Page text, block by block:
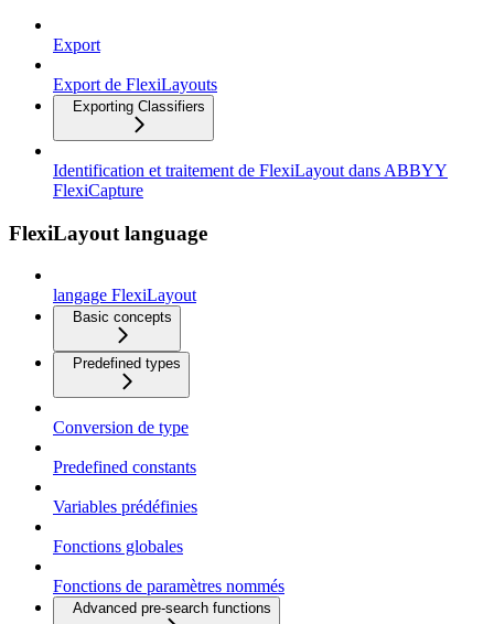
Export
Export de FlexiLayouts
Exporting Classifiers
Identification et traitement de FlexiLayout dans ABBYY
FlexiCapture
FlexiLayout language
langage FlexiLayout
Basic concepts
Predefined types
Conversion de type
Predefined constants
Variables prédéfinies
Fonctions globales
Fonctions de paramètres nommés
Advanced pre-search functions